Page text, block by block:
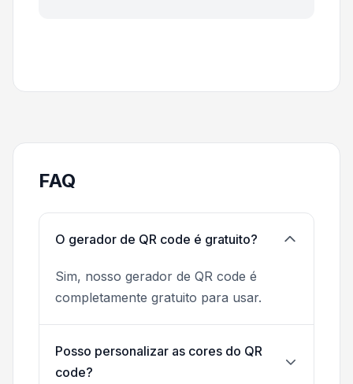
FAQ
O gerador de QR code é gratuito?
Sim, nosso gerador de QR code é
completamente gratuito para usar.
Posso personalizar as cores do QR
code?